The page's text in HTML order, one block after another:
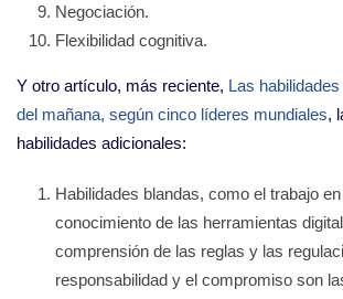
Negociación.
Flexibilidad cognitiva.
Y otro artículo, más reciente, Las
del mañana, según cinco líderes mundiales,
habilidades adicionales:
Habilidades blandas, como el trabajo
conocimiento de las herramientas
comprensión de las reglas y las
responsabilidad y el compromiso son